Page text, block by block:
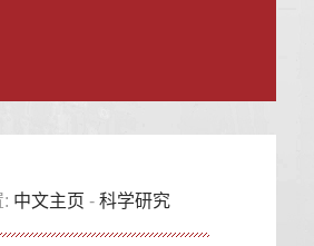
: 中文主页 -科学研究